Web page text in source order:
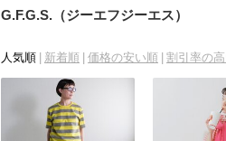
G.F.G.S.（ジーエフジーエス）
人気順 新着順 価格の安い順 割引率の